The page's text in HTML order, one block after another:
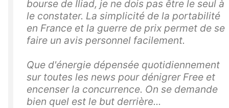
bourse de Iliad, je ne dois pas être le seul à
le constater. La simplicité de la portabilité
en France et la guerre de prix permet de se
faire un avis personnel facilement.
Que d'énergie dépensée quotidiennement
sur toutes les news pour dénigrer Free et
encenser la concurrence. On se demande
bien quel est le but derrière...